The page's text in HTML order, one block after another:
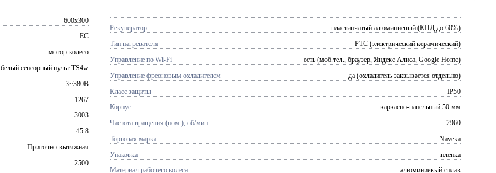
600x300
EC
мотор-колесо
белый сенсорный пульт TS4w
3~380В
1267
3003
45.8
Приточно-вытяжная
2500
Рекуператор пластинчатый алюминиевый (КПД до 60%)
Тип нагревателя PTC (электрический керамический)
Управление по Wi-Fi есть (моб.тел., браузер, Яндекс Алиса, Google Home)
Управление фреоновым охладителем да (охладитель закзывается отдельно)
Класс защиты IP50
Корпус каркасно-панельный 50 мм
Частота вращения (ном.), об/мин 2960
Торговая марка Naveka
Упаковка пленка
Материал рабочего колеса алюминиевый сплав